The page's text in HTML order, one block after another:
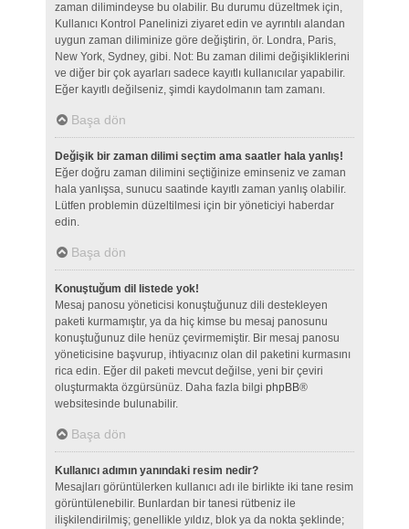
zaman dilimindeyse bu olabilir. Bu durumu düzeltmek için,
Kullanıcı Kontrol Panelinizi ziyaret edin ve ayrıntılı alandan
uygun zaman diliminize göre değiştirin, ör. Londra, Paris,
New York, Sydney, gibi. Not: Bu zaman dilimi değişikliklerini
ve diğer bir çok ayarları sadece kayıtlı kullanıcılar yapabilir.
Eğer kayıtlı değilseniz, şimdi kaydolmanın tam zamanı.
Başa dön
Değişik bir zaman dilimi seçtim ama saatler hala yanlış!
Eğer doğru zaman dilimini seçtiğinize eminseniz ve zaman
hala yanlışsa, sunucu saatinde kayıtlı zaman yanlış olabilir.
Lütfen problemin düzeltilmesi için bir yöneticiyi haberdar
edin.
Başa dön
Konuştuğum dil listede yok!
Mesaj panosu yöneticisi konuştuğunuz dili destekleyen
paketi kurmamıştır, ya da hiç kimse bu mesaj panosunu
konuştuğunuz dile henüz çevirmemiştir. Bir mesaj panosu
yöneticisine başvurup, ihtiyacınız olan dil paketini kurmasını
rica edin. Eğer dil paketi mevcut değilse, yeni bir çeviri
oluşturmakta özgürsünüz. Daha fazla bilgi phpBB®
websitesinde bulunabilir.
Başa dön
Kullanıcı adımın yanındaki resim nedir?
Mesajları görüntülerken kullanıcı adı ile birlikte iki tane resim
görüntülenebilir. Bunlardan bir tanesi rütbeniz ile
ilişkilendirilmiş; genellikle yıldız, blok ya da nokta şeklinde;